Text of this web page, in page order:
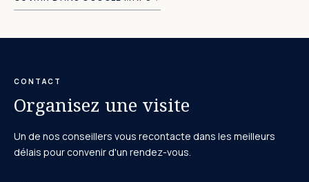
CONTACT
Organisez une visite
Un de nos conseillers vous recontacte dans les meilleurs
délais pour convenir d'un rendez-vous.